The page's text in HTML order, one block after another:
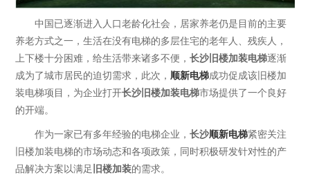
中国已逐渐进入人口老龄化社会，居家养老仍是目前的主要
养老方式之一，生活在没有电梯的多层住宅的老年人、残疾人，
上下楼十分困难，给生活带来诸多不便，长沙旧楼加装电梯逐渐
成为了城市居民的迫切需求，此次， 顺新电梯成功促成该旧楼加
装电梯项目，为企业打开长沙旧楼加装电梯市场提供了一个良好
的开端。
作为一家已有多年经验的电梯企业，长沙顺新电梯紧密关注
旧楼加装电梯的市场动态和各项政策，同时积极研发针对性的产
品解决方案以满足 旧楼加装的需求。